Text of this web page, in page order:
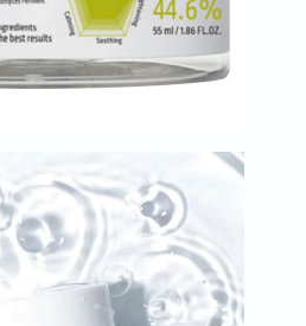
المخ
دعم
مرضى